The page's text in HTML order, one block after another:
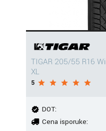
TIGAR 205/55 R16
XL
5
DOT:
Cena isporuke: